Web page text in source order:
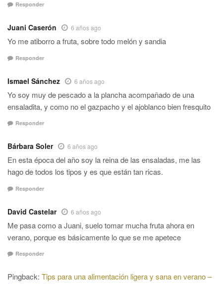
Responder
Juani Caserón 6 años ago
Yo me atiborro a fruta, sobre todo melón y sandia
Responder
Ismael Sánchez 6 años ago
Yo soy muy de pescado a la plancha acompañado de una
ensaladita, y como no el gazpacho y el ajoblanco bien fresquito
Responder
Bárbara Soler 6 años ago
En esta época del año soy la reina de las ensaladas, me las
hago de todos los tipos y es que están tan ricas.
Responder
David Castelar 6 años ago
Me pasa como a Juani, suelo tomar mucha fruta ahora en
verano, porque es básicamente lo que se me apetece
Responder
Pingback: Tips para una alimentación ligera y sana en verano –